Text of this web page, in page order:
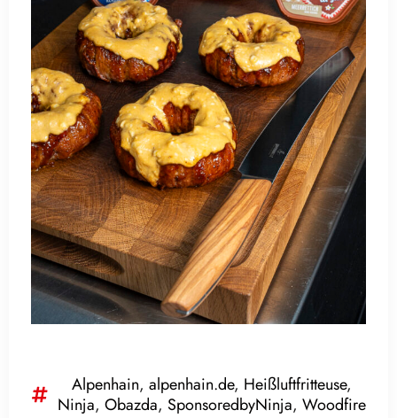
Alpenhain, alpenhain.de, Heißluftfritteuse,
Ninja, Obazda, SponsoredbyNinja, Woodfire